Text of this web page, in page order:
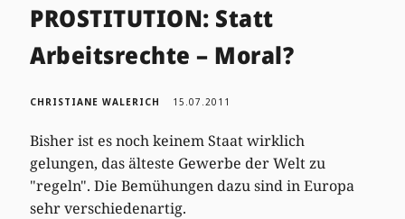
PROSTITUTION: Statt
Arbeitsrechte – Moral?
CHRISTIANE WALERICH 15.07.2011
Bisher ist es noch keinem Staat wirklich
gelungen, das älteste Gewerbe der Welt zu
"regeln". Die Bemühungen dazu sind in Europa
sehr verschiedenartig.